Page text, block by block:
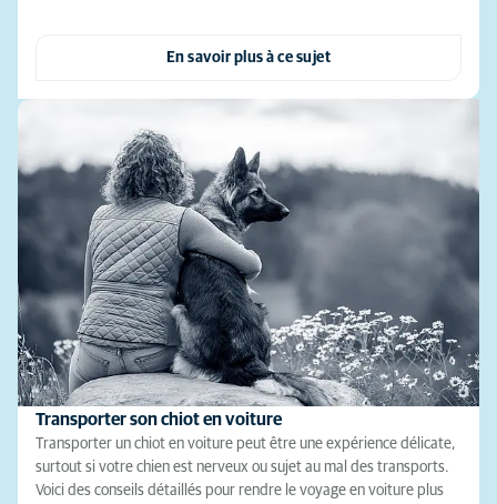
En savoir plus à ce sujet
Transporter son chiot en voiture
Transporter un chiot en voiture peut être une expérience délicate,
surtout si votre chien est nerveux ou sujet au mal des transports.
Voici des conseils détaillés pour rendre le voyage en voiture plus